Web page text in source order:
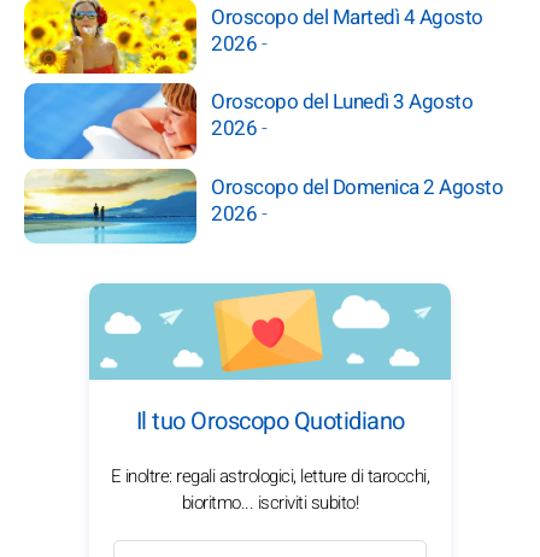
Oroscopo del Martedì 4 Agosto
2026-
Oroscopo del Lunedì 3 Agosto
2026-
Oroscopo del Domenica 2 Agosto
2026-
Il tuo Oroscopo Quotidiano
E inoltre: regali astrologici, letture di tarocchi,
bioritmo... iscriviti subito!